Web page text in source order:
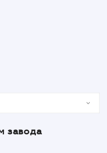
завода